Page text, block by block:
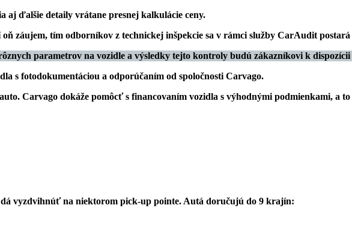
aj ďalšie detaily vrátane presnej kalkulácie ceny.
záujem, tím odborníkov z technickej inšpekcie sa v rámci služby CarAudit
parametrov na vozidle a výsledky tejto kontroly budú zákazníkovi k dispozícii
s fotodokumentáciou a odporúčaním od spoločnosti Carvago.
. Carvago dokáže pomôcť s financovaním vozidla s výhodnými podmienkami, a
dá vyzdvihnúť na niektorom pick-up pointe. Autá doručujú do 9 krajín: